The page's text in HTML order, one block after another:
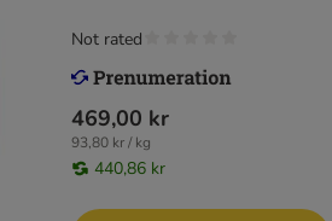
469,00 kr
93,80 kr / kg
440,86 kr
Not rated